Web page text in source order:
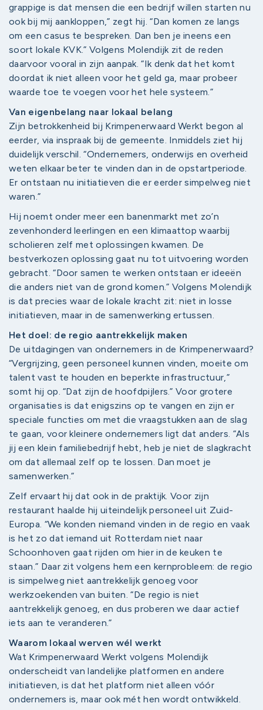
grappige is dat mensen die een bedrijf willen starten nu
ook bij mij aankloppen,” zegt hij. “Dan komen ze langs
om een casus te bespreken. Dan ben je ineens een
soort lokale KVK.” Volgens Molendijk zit de reden
daarvoor vooral in zijn aanpak. “Ik denk dat het komt
doordat ik niet alleen voor het geld ga, maar probeer
waarde toe te voegen voor het hele systeem.”
Van eigenbelang naar lokaal belang
Zijn betrokkenheid bij Krimpenerwaard Werkt begon al
eerder, via inspraak bij de gemeente. Inmiddels ziet hij
duidelijk verschil. “Ondernemers, onderwijs en overheid
weten elkaar beter te vinden dan in de opstartperiode.
Er ontstaan nu initiatieven die er eerder simpelweg niet
waren.”
Hij noemt onder meer een banenmarkt met zo’n
zevenhonderd leerlingen en een klimaattop waarbij
scholieren zelf met oplossingen kwamen. De
bestverkozen oplossing gaat nu tot uitvoering worden
gebracht. “Door samen te werken ontstaan er ideeën
die anders niet van de grond komen.” Volgens Molendijk
is dat precies waar de lokale kracht zit: niet in losse
initiatieven, maar in de samenwerking ertussen.
Het doel: de regio aantrekkelijk maken
De uitdagingen van ondernemers in de Krimpenerwaard?
“Vergrijzing, geen personeel kunnen vinden, moeite om
talent vast te houden en beperkte infrastructuur,”
somt hij op. “Dat zijn de hoofdpijlers.” Voor grotere
organisaties is dat enigszins op te vangen en zijn er
speciale functies om met die vraagstukken aan de slag
te gaan, voor kleinere ondernemers ligt dat anders. “Als
jij een klein familiebedrijf hebt, heb je niet de slagkracht
om dat allemaal zelf op te lossen. Dan moet je
samenwerken.”
Zelf ervaart hij dat ook in de praktijk. Voor zijn
restaurant haalde hij uiteindelijk personeel uit Zuid-
Europa. “We konden niemand vinden in de regio en vaak
is het zo dat iemand uit Rotterdam niet naar
Schoonhoven gaat rijden om hier in de keuken te
staan.” Daar zit volgens hem een kernprobleem: de regio
is simpelweg niet aantrekkelijk genoeg voor
werkzoekenden van buiten. “De regio is niet
aantrekkelijk genoeg, en dus proberen we daar actief
iets aan te veranderen.”
Waarom lokaal werven wél werkt
Wat Krimpenerwaard Werkt volgens Molendijk
onderscheidt van landelijke platformen en andere
initiatieven, is dat het platform niet alleen vóór
ondernemers is, maar ook mét hen wordt ontwikkeld.